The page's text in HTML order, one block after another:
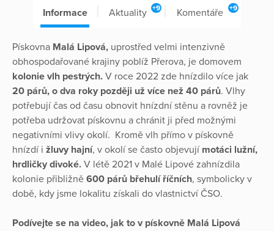
Informace Aktuality +9 Komentáře +9
Pískovna Malá Lipová, uprostřed velmi intenzivně
obhospodařované krajiny poblíž Přerova, je domovem
kolonie vlh pestrých. V roce 2022 zde hnízdilo více jak
20 párů, o dva roky později už více než 40 párů. Vlhy
potřebují čas od času obnovit hnízdní stěnu a rovněž je
potřeba udržovat pískovnu a chránit ji před možnými
negativními vlivy okolí. Kromě vlh přímo v pískovně
hnízdí i žluvy hajní, v okolí se často objevují motáci lužní,
hrdličky divoké. V létě 2021 v Malé Lipové zahnízdila
kolonie přibližně 600 párů břehulí říčních, symbolicky v
době, kdy jsme lokalitu získali do vlastnictví ČSO.
Podívejte se na video, jak to v pískovně Malá Lipová